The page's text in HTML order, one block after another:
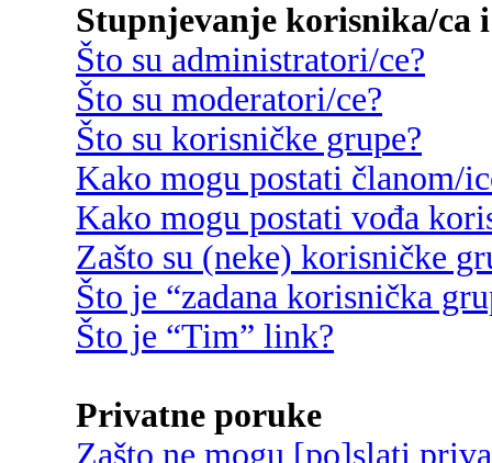
Stupnjevanje korisnika/ca
Što su administratori/ce?
Što su moderatori/ce?
Što su korisničke grupe?
Kako mogu postati članom/
Kako mogu postati vođa
Zašto su (neke) korisničke
Što je “zadana korisnička
Što je “Tim” link?
Privatne poruke
Zašto ne mogu [po]slati